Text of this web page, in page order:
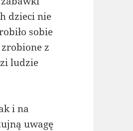
dzieci nie
sobie
z
ludzie
i na
uwagę